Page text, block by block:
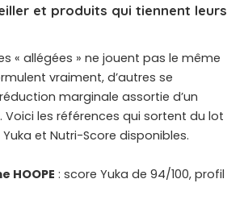
et produits qui tiennent leurs
« allégées » ne jouent pas le même
vraiment, d’autres se
marginale assortie d’un
les références qui sortent du lot
et Nutri-Score disponibles.
HOOPE : score Yuka de 94/100, profil